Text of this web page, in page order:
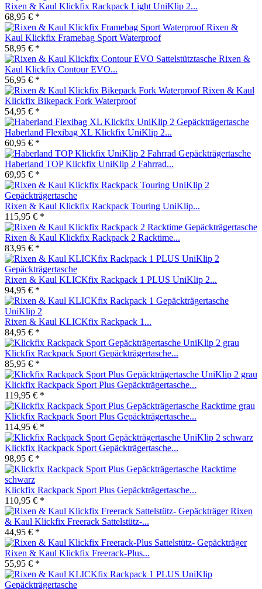
Rixen & Kaul Klickfix Rackpack Light UniKlip 2...
68,95 € *
Rixen &
Kaul Klickfix Framebag Sport Waterproof
58,95 € *
Rixen &
Kaul Klickfix Contour EVO...
56,95 € *
Rixen & Kaul
Klickfix Bikepack Fork Waterproof
54,95 € *
Haberland Flexibag XL Klickfix UniKlip 2...
60,95 € *
Haberland TOP Klickfix UniKlip 2 Fahrrad...
69,95 € *
Rixen & Kaul Klickfix Rackpack Touring UniKlip...
115,95 € *
Rixen & Kaul Klickfix Rackpack 2 Racktime...
83,95 € *
Rixen & Kaul KLICKfix Rackpack 1 PLUS UniKlip 2...
94,95 € *
Rixen & Kaul KLICKfix Rackpack 1...
84,95 € *
Klickfix Rackpack Sport Gepäckträgertasche...
85,95 € *
Klickfix Rackpack Sport Plus Gepäckträgertasche...
119,95 € *
Klickfix Rackpack Sport Plus Gepäckträgertasche...
114,95 € *
Klickfix Rackpack Sport Gepäckträgertasche...
98,95 € *
Klickfix Rackpack Sport Plus Gepäckträgertasche...
110,95 € *
Rixen
& Kaul Klickfix Freerack Sattelstütz-...
44,95 € *
Rixen & Kaul Klickfix Freerack-Plus...
55,95 € *